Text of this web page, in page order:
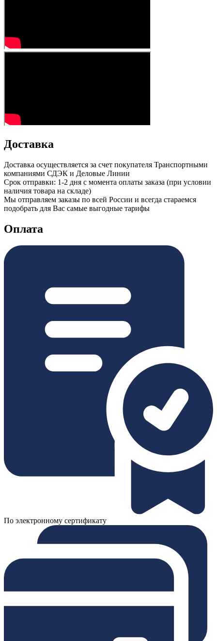
Доставка
Доставка осуществляется за счет покупателя Транспортными
компаниями СДЭК и Деловые Линии
Срок отправки: 1-2 дня с момента оплаты заказа (при условии
наличия товара на складе)
Мы отправляем заказы по всей России и всегда стараемся
подобрать для Вас самые выгодные тарифы
Оплата
По электронному сертификату